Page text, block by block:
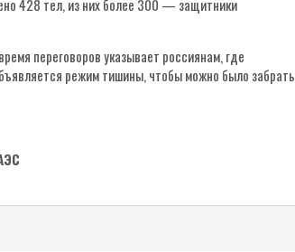
428 тел, из них более 300 — защитники
переговоров указывает россиянам, где
режим тишины, чтобы можно было забрать